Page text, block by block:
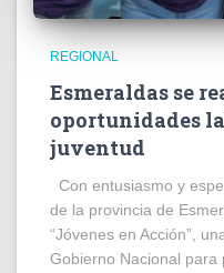
REGIONAL
Esmeraldas se
oportunidades
juventud
Con entusiasmo y
de la provincia de
“Jóvenes en Acción”,
Gobierno Nacional para